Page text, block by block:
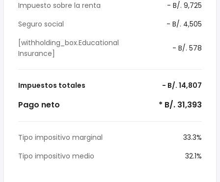
Impuesto sobre la renta
- B/. 9,725
Seguro social
- B/. 4,505
[withholding_box.Educational
Insurance]
- B/. 578
Impuestos totales - B/. 14,807
Pago neto * B/. 31,393
Tipo impositivo marginal
33.3%
Tipo impositivo medio
32.1%